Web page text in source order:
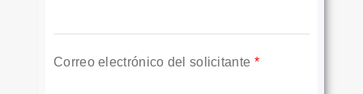
Correo electrónico del solicitante *